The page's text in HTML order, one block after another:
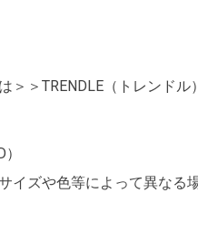
＞TRENDLE（トレンドル）
イズや色等によって異なる